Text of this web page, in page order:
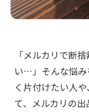
「メルカリで断
い…」そんな悩み
く片付けたい人
て、メルカリの